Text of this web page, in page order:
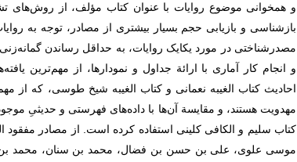
و همخوانی موضوع روايات با عنوان كتاب مؤلف، از
بازشناسی و بازیابی حجم بسیار بیشتری از مصادر، توجه به
مصدرشناختی در مورد یکایک روایات، به حداقل رساندن
و انجام کار آماری با ارائة جداول و نمودارها، از مهم‌ترین
احادیث کتاب الغیبه نعمانی و کتاب الغیبه شیخ طوسی، که از
مهدویت هستند، و مقایسة آن‌ها با داده‌های فهرستی و حدیثیِ
کتاب سلیم و الکافی کلینی استفاده کرده است. از مصادر مفقود
موسی علوی، علی بن حسن بن فضال، محمد بن سنان، محمد